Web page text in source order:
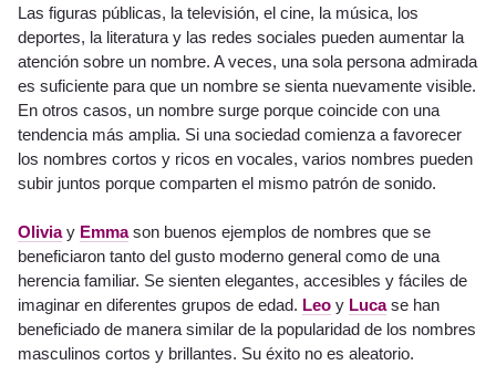
Las figuras públicas, la televisión, el cine, la música, los
deportes, la literatura y las redes sociales pueden aumentar la
atención sobre un nombre. A veces, una sola persona admirada
es suficiente para que un nombre se sienta nuevamente visible.
En otros casos, un nombre surge porque coincide con una
tendencia más amplia. Si una sociedad comienza a favorecer
los nombres cortos y ricos en vocales, varios nombres pueden
subir juntos porque comparten el mismo patrón de sonido.
Oliviay Emmason buenos ejemplos de nombres que se
beneficiaron tanto del gusto moderno general como de una
herencia familiar. Se sienten elegantes, accesibles y fáciles de
imaginar en diferentes grupos de edad. Leo y Lucase han
beneficiado de manera similar de la popularidad de los nombres
masculinos cortos y brillantes. Su éxito no es aleatorio.